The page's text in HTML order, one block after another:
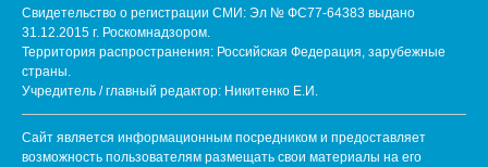
Свидетельство о регистрации СМИ: Эл № ФС77-64383 выдано
31.12.2015 г. Роскомнадзором.
Территория распространения: Российская Федерация, зарубежные
страны.
Учредитель / главный редактор: Никитенко Е.И.
Сайт является информационным посредником и предоставляет
возможность пользователям размещать свои материалы на его